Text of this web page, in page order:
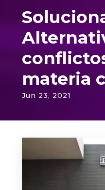
materia
Jun 23, 2021